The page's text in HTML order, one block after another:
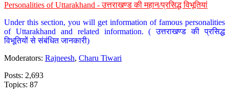
Personalities of Uttarakhand - उत्तराखण्ड की महान/प्रसिद्ध विभूतियां
Under this section, you will get information of famous personalities
of Uttarakhand and related information. ( उत्तराखण्ड की प्रसिद्ध
विभूतियों से संबंधित जानकारी)
Moderators: Rajneesh, Charu Tiwari
Posts: 2,693
Topics: 87